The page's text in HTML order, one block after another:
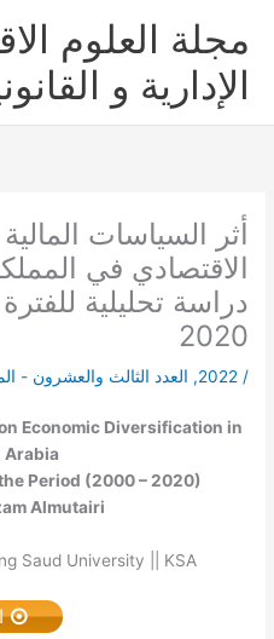
المحتوى
مجلة العلوم
الإدارية و
أثر السياسات
الاقتصادي في
2020
/
2022
, العدد الثالث والعشرون -
Economic Diversification in
Period (2000 – 2020)
Almutairi
Saud University || KSA
DOI